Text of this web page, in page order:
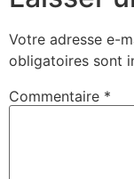
Votre adresse e-
obligatoires sont
Commentaire *